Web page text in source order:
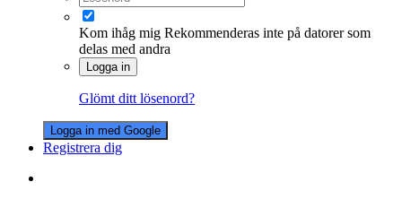
Kom ihåg mig Rekommenderas inte på datorer som
delas med andra
Logga in
Glömt ditt lösenord?
Logga in med Google
Registrera dig